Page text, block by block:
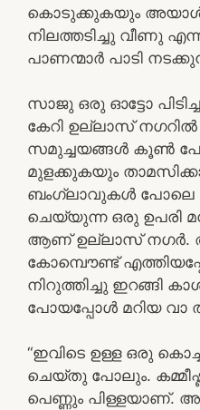
കൊടുക്കുകയും അയാള്‍
നിലത്തടിച്ചു വീണു
പാണന്മാര്‍ പാടി
സാജു ഒരു ഓട്ടോ
കേറി ഉല്ലാസ് നഗറില്‍
സമുച്ചയങ്ങള്‍ കൂണ്‍
മുളക്കുകയും
ബംഗ്ലാവുകള്‍ പോലെ
ചെയ്യുന്ന ഒരു ഉപരി
ആണ് ഉല്ലാസ് നഗര്‍.
കോമ്പൌണ്ട്
നിറുത്തിച്ചു ഇറങ്ങി
പോയപ്പോള്‍ മറിയ വാ
“ഇവിടെ ഉള്ള ഒരു
ചെയ്തു പോലും.
പെണ്ണും പിള്ളയാണ്.